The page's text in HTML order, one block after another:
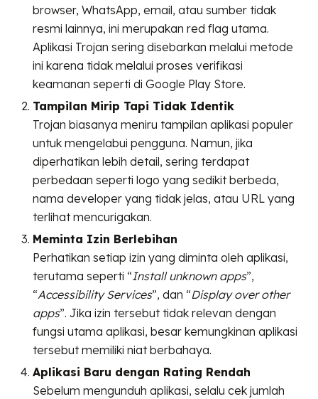
browser, WhatsApp, email, atau sumber tidak
resmi lainnya, ini merupakan red flag utama.
Aplikasi Trojan sering disebarkan melalui metode
ini karena tidak melalui proses verifikasi
keamanan seperti di Google Play Store.
Tampilan Mirip Tapi Tidak Identik
Trojan biasanya meniru tampilan aplikasi populer
untuk mengelabui pengguna. Namun, jika
diperhatikan lebih detail, sering terdapat
perbedaan seperti logo yang sedikit berbeda,
nama developer yang tidak jelas, atau URL yang
terlihat mencurigakan.
Meminta Izin Berlebihan
Perhatikan setiap izin yang diminta oleh aplikasi,
terutama seperti “Install unknown apps”,
“Accessibility Services”, dan “Display over other
apps”. Jika izin tersebut tidak relevan dengan
fungsi utama aplikasi, besar kemungkinan aplikasi
tersebut memiliki niat berbahaya.
Aplikasi Baru dengan Rating Rendah
Sebelum mengunduh aplikasi, selalu cek jumlah